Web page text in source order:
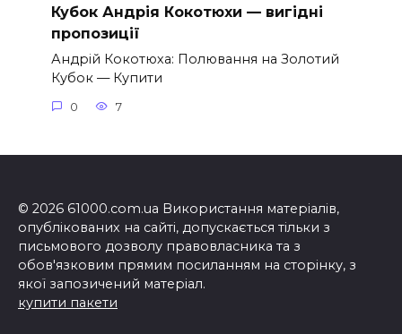
Кубок Андрія Кокотюхи — вигідні
пропозиції
Андрій Кокотюха: Полювання на Золотий
Кубок — Купити
0 7
© 2026 61000.com.ua Використання матеріалів,
опублікованих на сайті, допускається тільки з
письмового дозволу правовласника та з
обов'язковим прямим посиланням на сторінку, з
якої запозичений матеріал.
купити пакети